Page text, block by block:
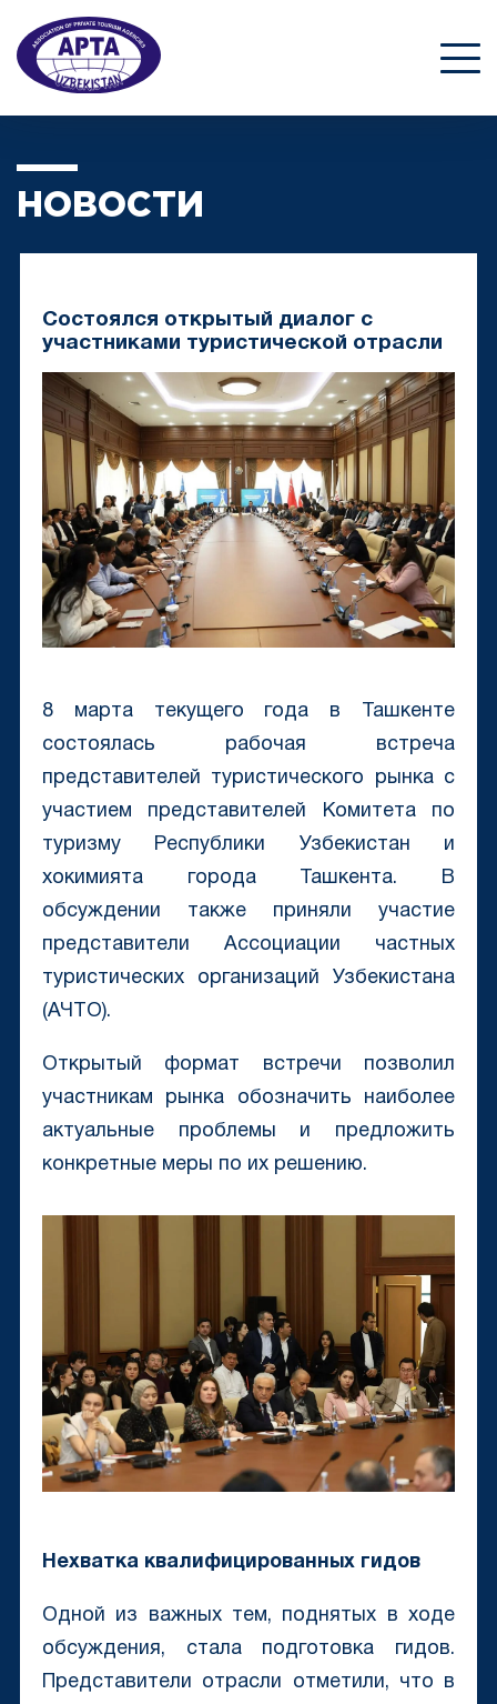
НОВОСТИ
Состоялся открытый диалог с
участниками туристической отрасли
8 марта текущего года в Ташкенте
состоялась рабочая встреча
представителей туристического рынка с
участием представителей Комитета по
туризму Республики Узбекистан и
хокимията города Ташкента. В
обсуждении также приняли участие
представители Ассоциации частных
туристических организаций Узбекистана
(АЧТО).
Открытый формат встречи позволил
участникам рынка обозначить наиболее
актуальные проблемы и предложить
конкретные меры по их решению.
Нехватка квалифицированных гидов
Одной из важных тем, поднятых в ходе
обсуждения, стала подготовка гидов.
Представители отрасли отметили, что в